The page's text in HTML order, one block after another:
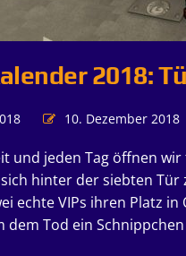
2018:
10. Dezember 2018
und jeden Tag öffnen
hinter der siebten Tür
echte VIPs ihren Platz in
dem Tod ein